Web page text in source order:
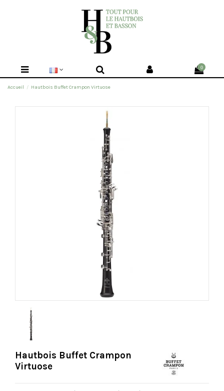
0
Accueil Hautbois Buffet Crampon Virtuose
Hautbois Buffet Crampon
Virtuose